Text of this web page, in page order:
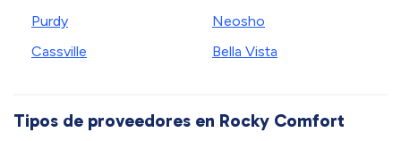
Purdy
Cassville
Neosho
Bella Vista
Tipos de proveedores en Rocky Comfort